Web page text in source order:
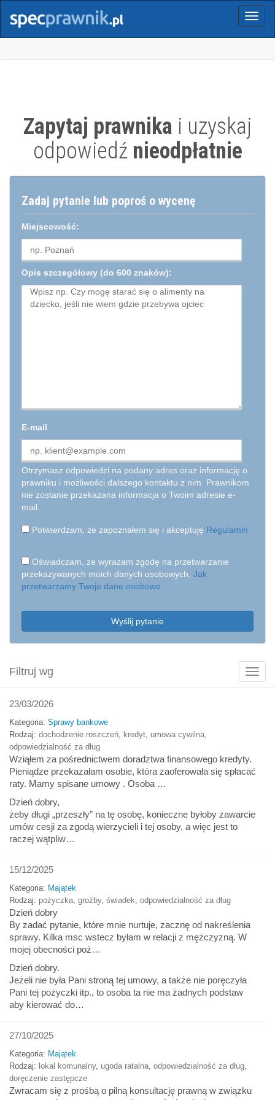
Menu
Pokaż
filtry
Filtruj wg
Zapytaj prawnika i uzyskaj
odpowiedźnieodpłatnie
Zadaj pytanie lub poproś o wycenę
Miejscowość:
Opis szczegółowy (do 600 znaków):
E-mail
Otrzymasz odpowiedzi na podany adres oraz informację o
prawniku i możliwości dalszego kontaktu z nim. Prawnikom
nie zostanie przekazana informacja o Twoim adresie e-
mail.
Potwierdzam, że zapoznałem się i akceptuję Regulamin
Oświadczam, że wyrażam zgodę na przetwarzanie
przekazywanych moich danych osobowych. Jak
przetwarzamy Twoje dane osobowe
Wyślij pytanie
23/03/2026
Kategoria: Sprawy bankowe
Rodzaj: dochodzenie roszczeń kredyt umowa cywilna
odpowiedzialność za dług
Wziąłem za pośrednictwem doradztwa finansowego kredyty.
Pieniądze przekazałam osobie, która zaoferowała się spłacać
raty. Mamy spisane umowy . Osoba …
Dzień dobry,
żeby długi „przeszły” na tę osobę, konieczne byłoby zawarcie
umów cesji za zgodą wierzycieli i tej osoby, a więc jest to
raczej wątpliw…
15/12/2025
Kategoria: Majątek
Rodzaj: pożyczka groźby, świadek odpowiedzialność za dług
Dzień dobry
By zadać pytanie, które mnie nurtuje, zacznę od nakreślenia
sprawy. Kilka msc wstecz byłam w relacji z mężczyzną. W
mojej obecności poż…
Dzień dobry.
Jeżeli nie była Pani stroną tej umowy, a także nie poręczyła
Pani tej pożyczki itp., to osoba ta nie ma żadnych podstaw
aby kierować do…
27/10/2025
Kategoria: Majątek
Rodzaj: lokal komunalny, ugoda ratalna odpowiedzialność za dług
doręczenie zastępcze
Zwracam się z prośbą o pilną konsultację prawną w związku